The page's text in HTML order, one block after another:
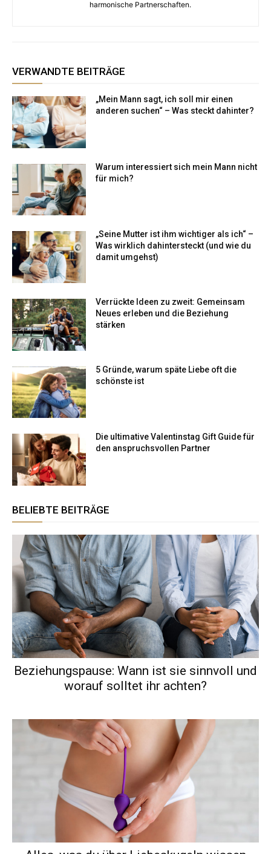
harmonische Partnerschaften.
VERWANDTE BEITRÄGE
„Mein Mann sagt, ich soll mir einen
anderen suchen“ – Was steckt dahinter?
Warum interessiert sich mein Mann nicht
für mich?
„Seine Mutter ist ihm wichtiger als ich“ –
Was wirklich dahintersteckt (und wie du
damit umgehst)
Verrückte Ideen zu zweit: Gemeinsam
Neues erleben und die Beziehung
stärken
5 Gründe, warum späte Liebe oft die
schönste ist
Die ultimative Valentinstag Gift Guide für
den anspruchsvollen Partner
BELIEBTE BEITRÄGE
Beziehungspause: Wann ist sie sinnvoll und
worauf solltet ihr achten?